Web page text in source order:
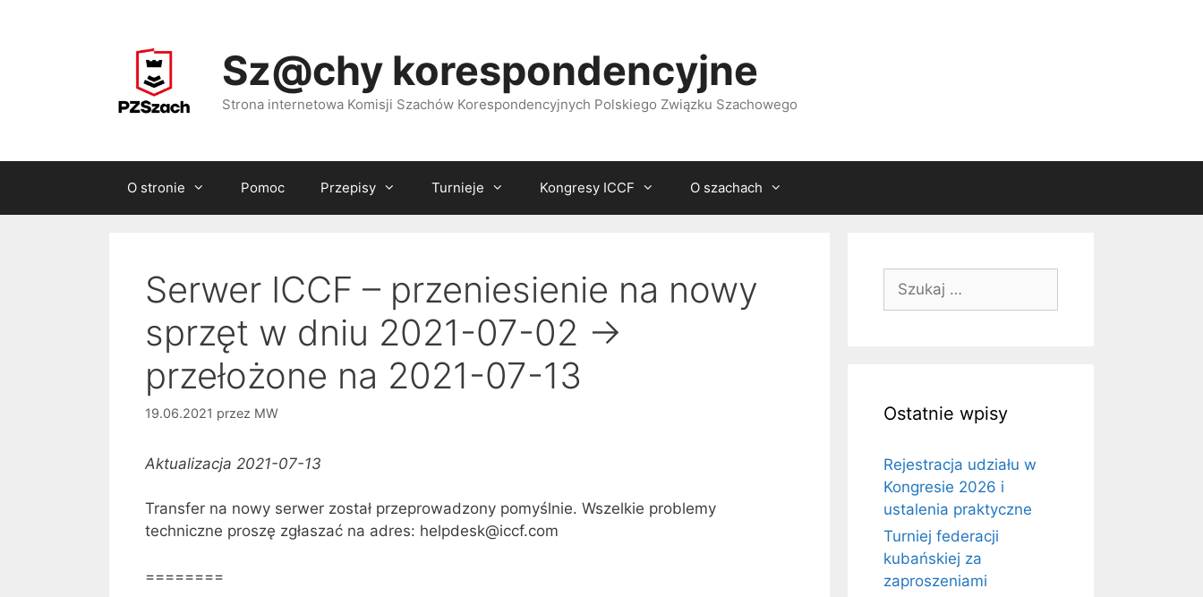
Sz@chy korespondencyjne
Strona internetowa Komisji Szachów Korespondencyjnych Polskiego Związku Szachowego
O stronie Pomoc Przepisy Turnieje Kongresy ICCF O szachach
Serwer ICCF – przeniesienie na nowy
sprzęt w dniu 2021-07-02 ->
przełożone na 2021-07-13
19.06.2021 przez MW
Aktualizacja 2021-07-13
Transfer na nowy serwer został przeprowadzony pomyślnie. Wszelkie problemy
techniczne proszę zgłaszać na adres: helpdesk@iccf.com
========
Ostatnie wpisy
Rejestracja udziału w
Kongresie 2026 i
ustalenia praktyczne
Turniej federacji
kubańskiej za
zaproszeniami